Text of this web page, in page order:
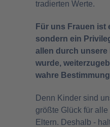
tradierten Werte.
Für uns Frauen ist
sondern ein
allen durch
wurde,
wahre
Denn Kinder sind
größte Glück für
Eltern. Deshalb -